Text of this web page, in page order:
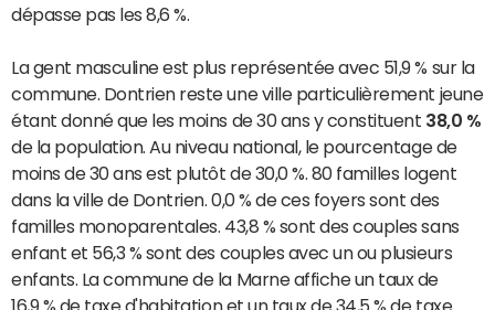
dépasse pas les 8,6 %.
La gent masculine est plus représentée avec 51,9 % sur la
commune. Dontrien reste une ville particulièrement jeune
étant donné que les moins de 30 ans y constituent 38,0 %
de la population. Au niveau national, le pourcentage de
moins de 30 ans est plutôt de 30,0 %. 80 familles logent
dans la ville de Dontrien. 0,0 % de ces foyers sont des
familles monoparentales. 43,8 % sont des couples sans
enfant et 56,3 % sont des couples avec un ou plusieurs
enfants. La commune de la Marne affiche un taux de
16,9 % de taxe d'habitation et un taux de 34,5 % de taxe